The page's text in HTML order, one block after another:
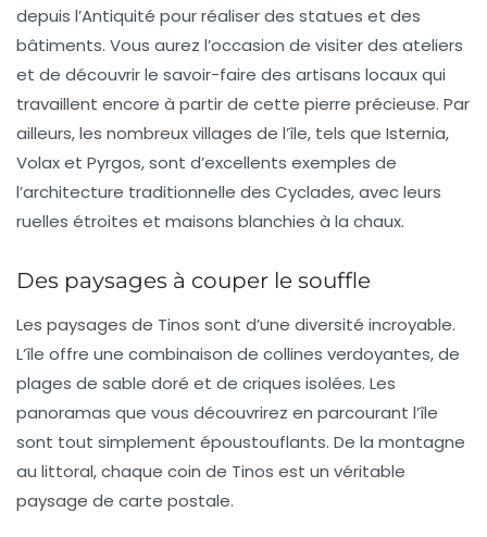
depuis l’Antiquité pour réaliser des statues et des
bâtiments. Vous aurez l’occasion de visiter des ateliers
et de découvrir le savoir-faire des artisans locaux qui
travaillent encore à partir de cette pierre précieuse. Par
ailleurs, les nombreux villages de l’île, tels que Isternia,
Volaxet Pyrgos, sont d’excellents exemples de
l’architecture traditionnelle des Cyclades, avec leurs
ruelles étroites et maisons blanchies à la chaux.
Des paysages à couper le souffle
Les paysages de Tinos sont d’une diversité incroyable.
L’île offre une combinaison de collines verdoyantes, de
plages de sable doré et de criques isolées. Les
panoramas que vous découvrirez en parcourant l’île
sont tout simplement époustouflants. De la montagne
au littoral, chaque coin de Tinos est un véritable
paysage de carte postale.